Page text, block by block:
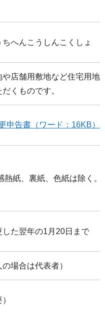
ちへんこうしんこくしょ
店舗用敷地など住宅用地
くものです。
申告書（ワード：16KB）
熱紙、裏紙、色紙は除く。
た翌年の1月20日まで
場合は代表者）